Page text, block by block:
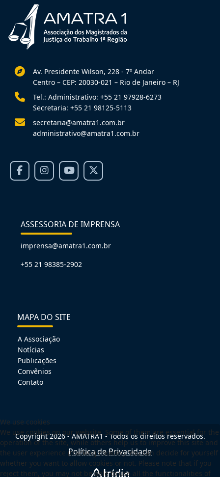
Av. Presidente Wilson, 228 - 7º Andar
Centro – CEP: 20030-021 – Rio de Janeiro – RJ
Tel.: Administrativo: +55 21 97928-6273
Secretaria: +55 21 98125-5113
secretaria@amatra1.com.br
administrativo@amatra1.com.br
ASSESSORIA DE IMPRENSA
imprensa@amatra1.com.br
+55 21 98385-2902
MAPA DO SITE
A Associação
Notícias
Publicações
Convênios
Contato
Copyright 2026 - AMATRA1 - Todos os direitos reservados.
Política de Privacidade
We use cookies
We use cookies on our website. Some of them are essential for the
operation of the site, while others help us to improve this site and
the user experience (tracking cookies). You can decide for yourself
whether you want to allow cookies or not. Please note that if you
reject them, you may not be able to use all the functionalities of